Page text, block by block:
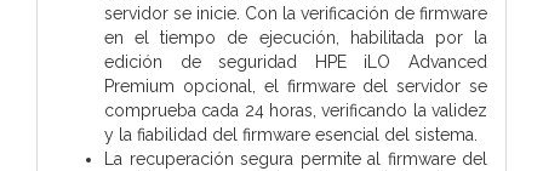
servidor se inicie. Con la verificación de firmware
en el tiempo de ejecución, habilitada por la
edición de seguridad HPE iLO Advanced
Premium opcional, el firmware del servidor se
comprueba cada 24 horas, verificando la validez
y la fiabilidad del firmware esencial del sistema.
La recuperación segura permite al firmware del